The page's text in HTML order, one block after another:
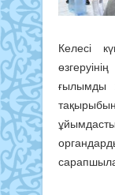
Келесі
ғылымды